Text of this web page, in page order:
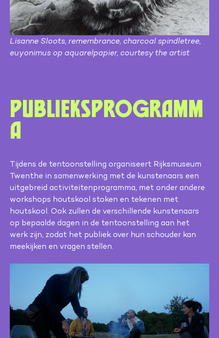
Lisanne Sloots, remembrance, charcoal spindletree,
euyonimus op aquarelpapier, courtesy the artist
Publieksprogramm
a
Tijdens de tentoonstelling organiseert Rijksmuseum
Twenthe in samenwerking met de kunstenaars een
uitgebreid activiteitenprogramma, met onder andere
workshops houtskool stoken en tekenen met
houtskool. Ook zullen de verschillende kunstenaars
op bepaalde dagen in de tentoonstelling aan het
werk zijn, zodat het publiek over hun schouder kan
meekijken en vragen stellen.